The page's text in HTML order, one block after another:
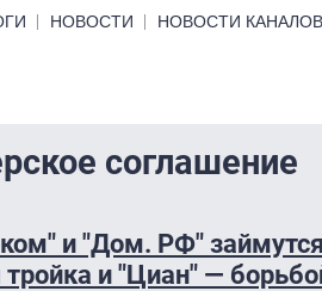
НОВОСТИ НОВОСТИ КАНАЛОВ
соглашение
и "Дом. РФ"
и "Циан" —